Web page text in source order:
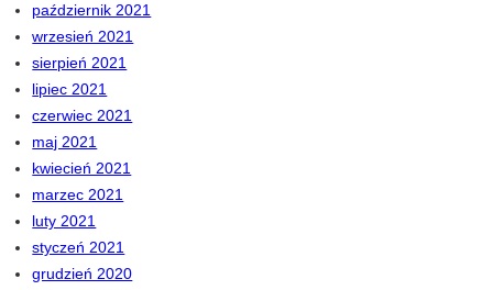
październik 2021
wrzesień 2021
sierpień 2021
lipiec 2021
czerwiec 2021
maj 2021
kwiecień 2021
marzec 2021
luty 2021
styczeń 2021
grudzień 2020